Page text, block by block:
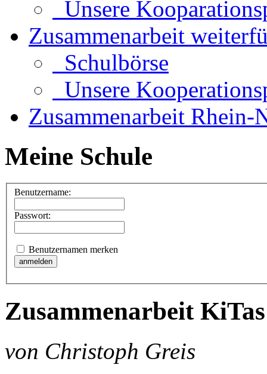
Unsere
Zusammenarbeit
Schulbörse
Unsere
Zusammenarbeit Rhein-
Meine Schule
Benutzername:
Passwort:
Benutzernamen merken
Zusammenarbeit KiTas
von Christoph Greis